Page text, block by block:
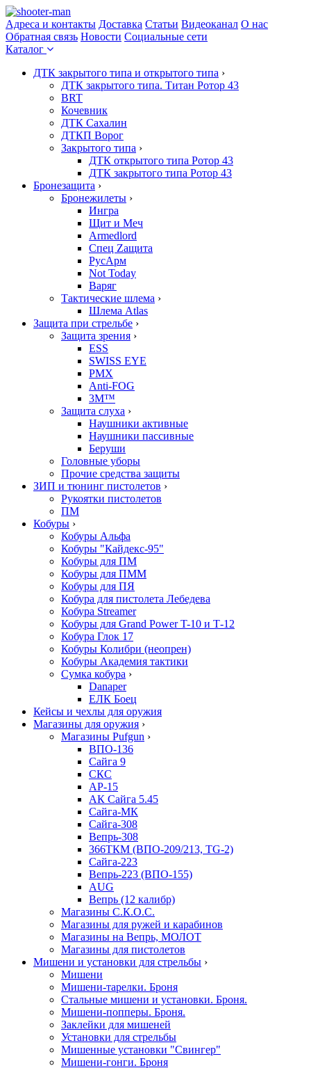
Адреса и контакты Доставка Статьи Видеоканал О нас
Обратная связь Новости Социальные сети
Каталог
ДТК закрытого типа и открытого типа ›
ДТК закрытого типа. Титан Ротор 43
BRT
Кочевник
ДТК Сахалин
ДТКП Ворог
Закрытого типа ›
ДТК открытого типа Ротор 43
ДТК закрытого типа Ротор 43
Бронезащита ›
Бронежилеты ›
Ингра
Щит и Меч
Armedlord
Спец Zащита
РусАрм
Not Today
Варяг
Тактические шлема ›
Шлема Atlas
Защита при стрельбе ›
Защита зрения ›
ESS
SWISS EYE
PMX
Anti-FOG
3M™
Защита слуха ›
Наушники активные
Наушники пассивные
Беруши
Головные уборы
Прочие средства защиты
ЗИП и тюнинг пистолетов ›
Рукоятки пистолетов
ПМ
Кобуры ›
Кобуры Альфа
Кобуры "Кайдекс-95"
Кобуры для ПМ
Кобуры для ПММ
Кобуры для ПЯ
Кобура для пистолета Лебедева
Кобура Streamer
Кобуры для Grand Power T-10 и Т-12
Кобура Глок 17
Кобуры Колибри (неопрен)
Кобуры Академия тактики
Сумка кобура ›
Danaper
ЕЛК Боец
Кейсы и чехлы для оружия
Магазины для оружия ›
Магазины Pufgun ›
ВПО-136
Сайга 9
СКС
АР-15
АК Сайга 5.45
Сайга-МК
Сайга-308
Вепрь-308
366ТКМ (ВПО-209/213, TG-2)
Сайга-223
Вепрь-223 (ВПО-155)
AUG
Вепрь (12 калибр)
Магазины С.К.О.С.
Магазины для ружей и карабинов
Магазины на Вепрь, МОЛОТ
Магазины для пистолетов
Мишени и установки для стрельбы ›
Мишени
Мишени-тарелки. Броня
Стальные мишени и установки. Броня.
Мишени-попперы. Броня.
Заклейки для мишеней
Установки для стрельбы
Мишенные установки "Свингер"
Мишени-гонги. Броня